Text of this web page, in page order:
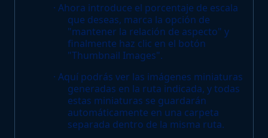
· Ahora introduce el porcentaje de escala
que deseas, marca la opción de
"mantener la relación de aspecto" y
finalmente haz clic en el botón
"Thumbnail Images".
· Aquí podrás ver las imágenes miniaturas
generadas en la ruta indicada, y todas
estas miniaturas se guardarán
automáticamente en una carpeta
separada dentro de la misma ruta.